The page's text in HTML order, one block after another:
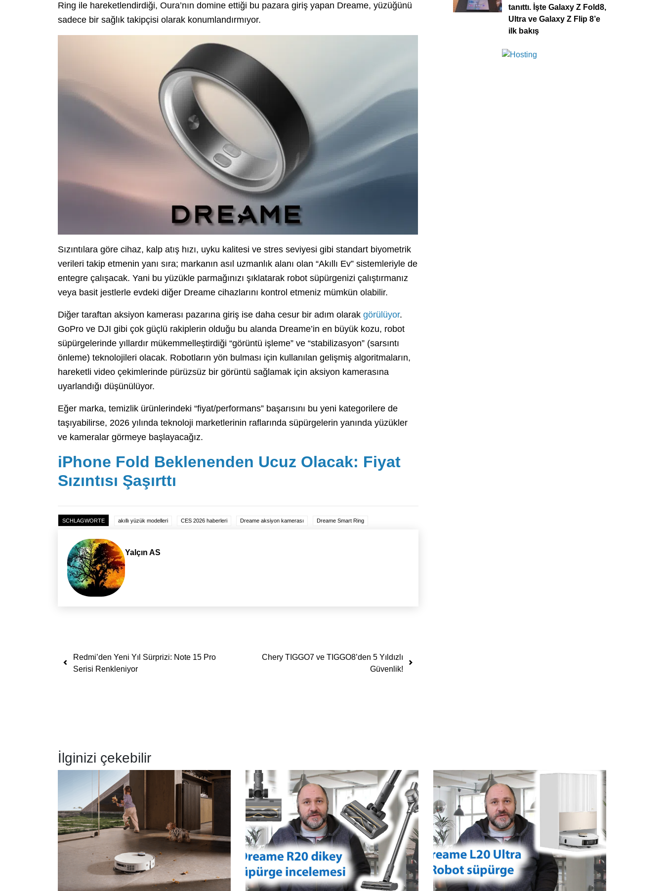
Ring ile hareketlendirdiği, Oura’nın domine ettiği bu pazara giriş yapan Dreame, yüzüğünü
sadece bir sağlık takipçisi olarak konumlandırmıyor.
Sızıntılara göre cihaz, kalp atış hızı, uyku kalitesi ve stres seviyesi gibi standart biyometrik
verileri takip etmenin yanı sıra; markanın asıl uzmanlık alanı olan “Akıllı Ev” sistemleriyle de
entegre çalışacak. Yani bu yüzükle parmağınızı şıklatarak robot süpürgenizi çalıştırmanız
veya basit jestlerle evdeki diğer Dreame cihazlarını kontrol etmeniz mümkün olabilir.
Diğer taraftan aksiyon kamerası pazarına giriş ise daha cesur bir adım olarak görülüyor.
GoPro ve DJI gibi çok güçlü rakiplerin olduğu bu alanda Dreame’in en büyük kozu, robot
süpürgelerinde yıllardır mükemmelleştirdiği “görüntü işleme” ve “stabilizasyon” (sarsıntı
önleme) teknolojileri olacak. Robotların yön bulması için kullanılan gelişmiş algoritmaların,
hareketli video çekimlerinde pürüzsüz bir görüntü sağlamak için aksiyon kamerasına
uyarlandığı düşünülüyor.
Eğer marka, temizlik ürünlerindeki “fiyat/performans” başarısını bu yeni kategorilere de
taşıyabilirse, 2026 yılında teknoloji marketlerinin raflarında süpürgelerin yanında yüzükler
ve kameralar görmeye başlayacağız.
iPhone Fold Beklenenden Ucuz Olacak: Fiyat
Sızıntısı Şaşırttı
SCHLAGWORTE akıllı yüzük modelleri CES 2026 haberleri Dreame aksiyon kamerası Dreame Smart Ring
Yalçın AS
Yazı dolaşımı
Redmi’den Yeni Yıl Sürprizi: Note 15 Pro
Serisi Renkleniyor
Chery TIGGO7 ve TIGGO8’den 5 Yıldızlı
Güvenlik!
tanıttı. İşte Galaxy Z Fold8,
Ultra ve Galaxy Z Flip 8’e
ilk bakış
İlginizi çekebilir